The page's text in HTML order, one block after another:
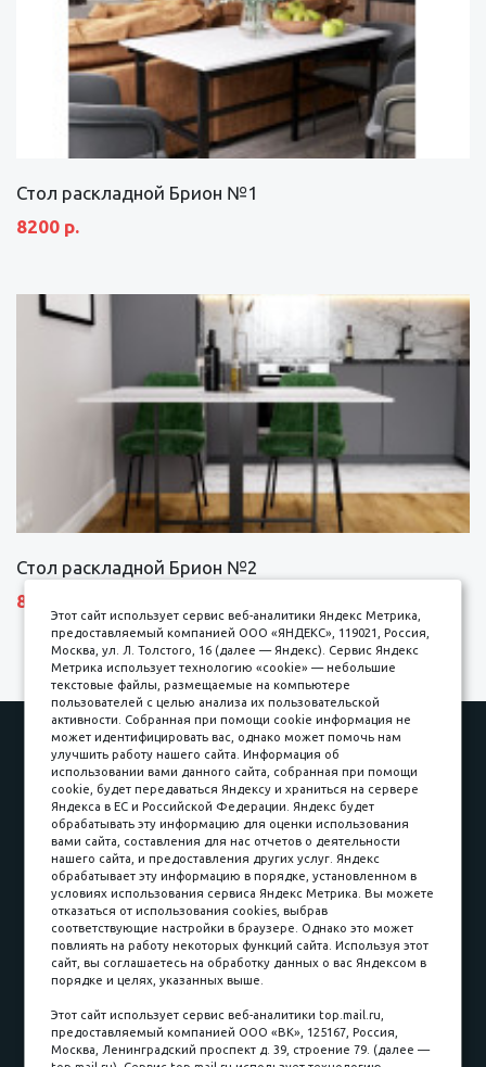
Стол раскладной Брион №1
8200 р.
Стол раскладной Брион №2
8690 р.
Наши работы
Оплата
Доставка и сборка
Гарантии
Карьера в компании
Контакты
Принимаем к оплате
Наличные
пл. Соляная, 6, стр. 16
8 (3822) 60-70-30
Этот сайт использует сервис веб-аналитики Яндекс Метрика,
предоставляемый компанией ООО «ЯНДЕКС», 119021, Россия,
Москва, ул. Л. Толстого, 16 (далее — Яндекс). Сервис Яндекс
Метрика использует технологию «cookie» — небольшие
текстовые файлы, размещаемые на компьютере
пользователей с целью анализа их пользовательской
активности. Собранная при помощи cookie информация не
может идентифицировать вас, однако может помочь нам
улучшить работу нашего сайта. Информация об
использовании вами данного сайта, собранная при помощи
cookie, будет передаваться Яндексу и храниться на сервере
Яндекса в ЕС и Российской Федерации. Яндекс будет
обрабатывать эту информацию для оценки использования
вами сайта, составления для нас отчетов о деятельности
нашего сайта, и предоставления других услуг. Яндекс
обрабатывает эту информацию в порядке, установленном в
условиях использования сервиса Яндекс Метрика. Вы можете
отказаться от использования cookies, выбрав
соответствующие настройки в браузере. Однако это может
повлиять на работу некоторых функций сайта. Используя этот
сайт, вы соглашаетесь на обработку данных о вас Яндексом в
порядке и целях, указанных выше.
Этот сайт использует сервис веб-аналитики top.mail.ru,
предоставляемый компанией ООО «ВК», 125167, Россия,
Москва, Ленинградский проспект д. 39, строение 79. (далее —